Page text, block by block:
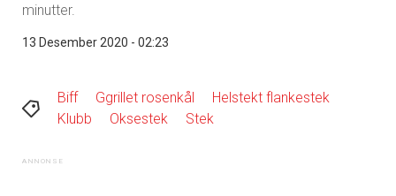
minutter.
13 Desember 2020 - 02:23
Biff Ggrillet rosenkål
Helstekt flankestek
Klubb
Oksestek Stek